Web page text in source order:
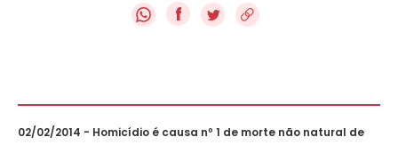
f
02/02/2014 - Homicídio é causa nº 1 de morte não natural de